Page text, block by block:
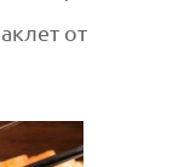
от